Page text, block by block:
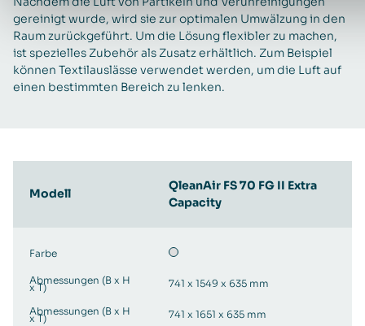
gereinigt wurde, wird sie zur optimalen Umwälzung in den
Raum zurückgeführt. Um die Lösung flexibler zu machen,
ist spezielles Zubehör als Zusatz erhältlich. Zum Beispiel
können Textilauslässe verwendet werden, um die Luft auf
einen bestimmten Bereich zu lenken.
Modell
QleanAir FS 70 FG II Extra
Capacity
Farbe
Abmessungen (B x H
x T) 741 x 1549 x 635 mm
Abmessungen (B x H
x T) 741 x 1651 x 635 mm